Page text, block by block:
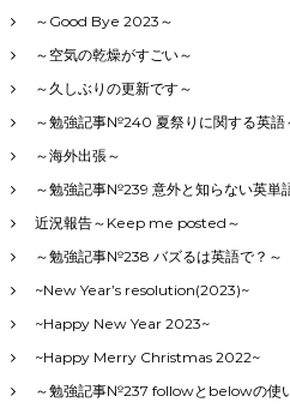
～Good Bye 2023～
～空気の乾燥がすごい～
～久しぶりの更新です～
～勉強記事№240 夏祭りに関する英語
～海外出張～
～勉強記事№239 意外と知らない英単
近況報告～Keep me posted～
～勉強記事№238 バズるは英語で？～
~New Year’s resolution(2023)~
~Happy New Year 2023~
~Happy Merry Christmas 2022~
～勉強記事№237 followとbelowの使